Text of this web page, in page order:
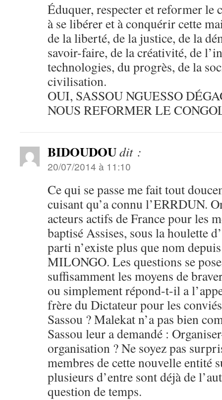
Éduquer, respecter et reformer le
à se libérer et à conquérir cette
de la liberté, de la justice, de la
savoir-faire, de la créativité, de
technologies, du progrès, de la
civilisation.
OUI, SASSOU NGUESSO
NOUS REFORMER LE
BIDOUDOUdit :
20/07/2014 à 11:10
Ce qui se passe me fait tout
cuisant qu’a connu l’ERRDUN.
acteurs actifs de France pour les
baptisé Assises, sous la houlette
parti n’existe plus que nom
MILONGO. Les questions se
suffisamment les moyens de
ou simplement répond-t-il a
frère du Dictateur pour les conviés
Sassou ? Malekat n’a pas bien
Sassou leur a demandé :
organisation ? Ne soyez pas
membres de cette nouvelle entité
plusieurs d’entre sont déjà de
question de temps.